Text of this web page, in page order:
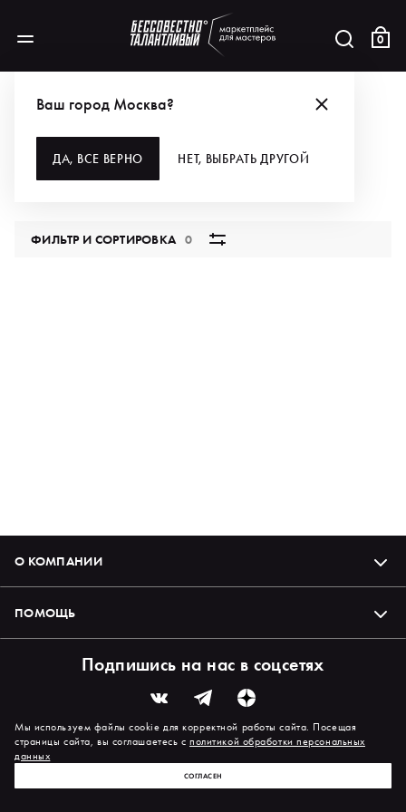
0
Ваш город Москва?
ДА, ВСЕ ВЕРНО НЕТ, ВЫБРАТЬ ДРУГОЙ
ПИНЦЕТЫ
ФИЛЬТР И СОРТИРОВКА0
О КОМПАНИИ
ПОМОЩЬ
Подпишись на нас в соцсетях
Мы используем файлы cookie для корректной работы сайта. Посещая
страницы сайта, вы соглашаетесь сполитикой обработки персональных
данных
СОГЛАСЕН